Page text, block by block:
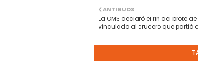
ANTIGUOS
La OMS declaró el fin del brote
vinculado al crucero que partió